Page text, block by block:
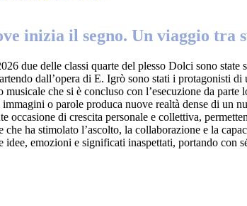
inizia il segno. Un viaggio tra
due delle classi quarte del plesso Dolci sono
dall’opera di E. Igrò sono stati i protagonisti
che si è concluso con l’esecuzione da
o parole produca nuove realtà dense di un
occasione di crescita personale e collettiva,
ha stimolato l’ascolto, la collaborazione e la
idee, emozioni e significati inaspettati, portando con